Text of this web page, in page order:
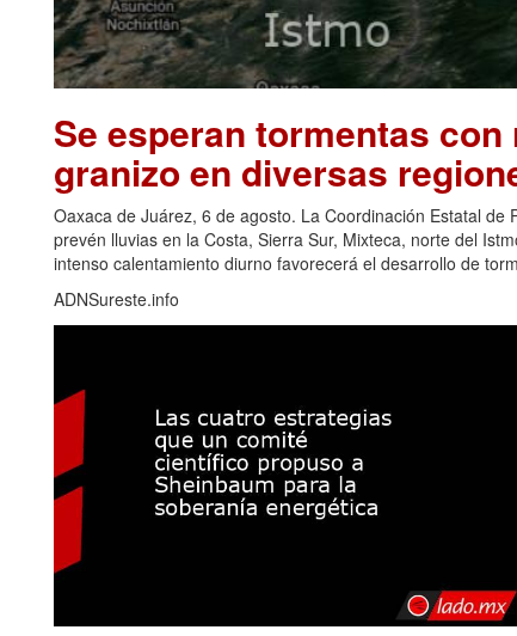
Se esperan tormentas
granizo en diversas
Oaxaca de Juárez, 6 de agosto. La Coordinación Estatal
prevén lluvias en la Costa, Sierra Sur, Mixteca, norte del
intenso calentamiento diurno favorecerá el desarrollo de
ADNSureste.info